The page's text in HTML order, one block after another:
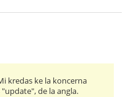
kredas ke la koncerna
"update", de la angla.